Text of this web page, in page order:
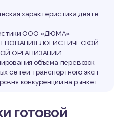
характеристика деяте
ООО «ДЮМА»
ЛОГИСТИЧЕСКОЙ
ОРГАНИЗАЦИИ
объема перевозок
сетей транспортного эксп
конкуренции на рынке г
готовой